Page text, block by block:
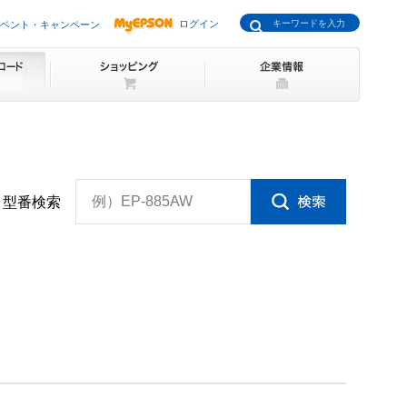
ント・キャンペーン ログイン
型番検索 例）EP-885AW